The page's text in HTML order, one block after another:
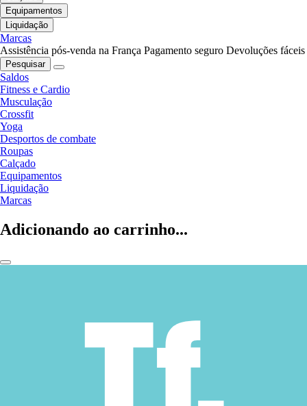
Equipamentos
Liquidação
Marcas
Assistência pós-venda na França Pagamento seguro Devoluções fáceis
Pesquisar
Saldos
Fitness e Cardio
Musculação
Crossfit
Yoga
Desportos de combate
Roupas
Calçado
Equipamentos
Liquidação
Marcas
Adicionando ao carrinho...